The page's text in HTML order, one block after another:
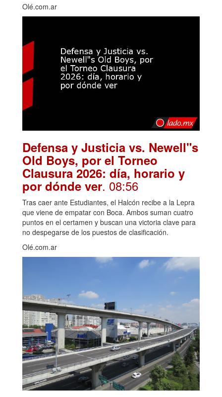
Olé.com.ar
Defensa y Justicia vs. Newell"s
Old Boys, por el Torneo
Clausura 2026: día, horario y
por dónde ver. 08:56
Tras caer ante Estudiantes, el Halcón recibe a la Lepra
que viene de empatar con Boca. Ambos suman cuatro
puntos en el certamen y buscan una victoria clave para
no despegarse de los puestos de clasificación.
Olé.com.ar